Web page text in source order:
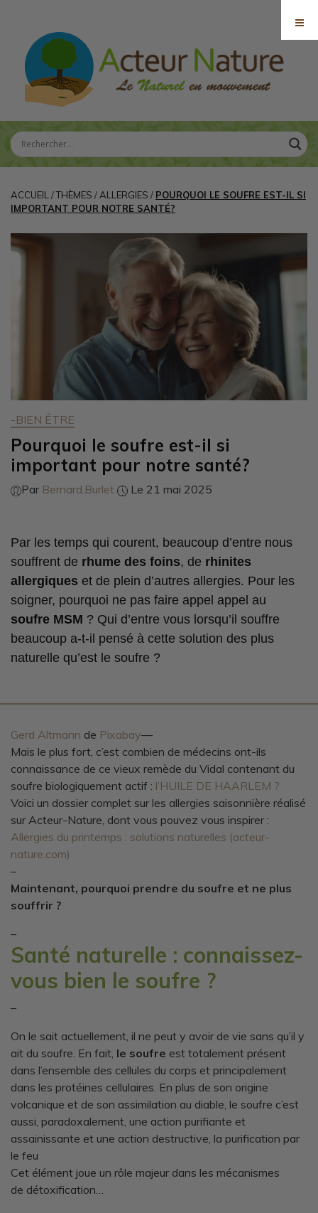
ACCUEIL /THÈMES / ALLERGIES / POURQUOI LE SOUFRE EST-IL SI
IMPORTANT POUR NOTRE SANTÉ?
-BIEN ÊTRE
Pourquoi le soufre est-il si
important pour notre santé?
Par Bernard.Burlet Le 21 mai 2025
Par les temps qui courent, beaucoup d’entre nous
souffrent de rhume des foins, de rhinites
allergiques et de plein d’autres allergies. Pour les
soigner, pourquoi ne pas faire appel appel au
soufre MSM ? Qui d’entre vous lorsqu’il souffre
beaucoup a-t-il pensé à cette solution des plus
naturelle qu’est le soufre ?
Gerd Altmann de Pixabay—
Mais le plus fort, c’est combien de médecins ont-ils
connaissance de ce vieux remède du Vidal contenant du
soufre biologiquement actif : l’HUILE DE HAARLEM ?
Voici un dossier complet sur les allergies saisonnière réalisé
sur Acteur-Nature, dont vous pouvez vous inspirer :
Allergies du printemps : solutions naturelles (acteur-
nature.com)
–
Maintenant, pourquoi prendre du soufre et ne plus
souffrir ?
–
Santé naturelle : connaissez-
vous bien le soufre ?
–
On le sait actuellement, il ne peut y avoir de vie sans qu’il y
ait du soufre. En fait, le soufre est totalement présent
dans l’ensemble des cellules du corps et principalement
dans les protéines cellulaires. En plus de son origine
volcanique et de son assimilation au diable, le soufre c’est
aussi, paradoxalement, une action purifiante et
assainissante et une action destructive, la purification par
le feu
Cet élément joue un rôle majeur dans les mécanismes
de détoxification…